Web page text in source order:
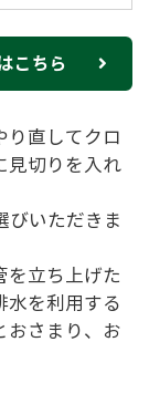
こちら
り直してクロ
見切りを入れ
びいただきま
を立ち上げた
水を利用する
おさまり、お